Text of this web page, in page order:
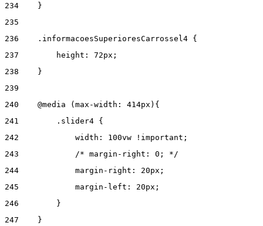
234
    }
235
236
    .informacoesSuperioresCarrossel4 {
237
        height: 72px;
238
    }
239
240
    @media (max-width: 414px){
241
        .slider4 {
242
            width: 100vw !important;
243
            /* margin-right: 0; */
244
            margin-right: 20px;
245
            margin-left: 20px;
246
        }
247
    }